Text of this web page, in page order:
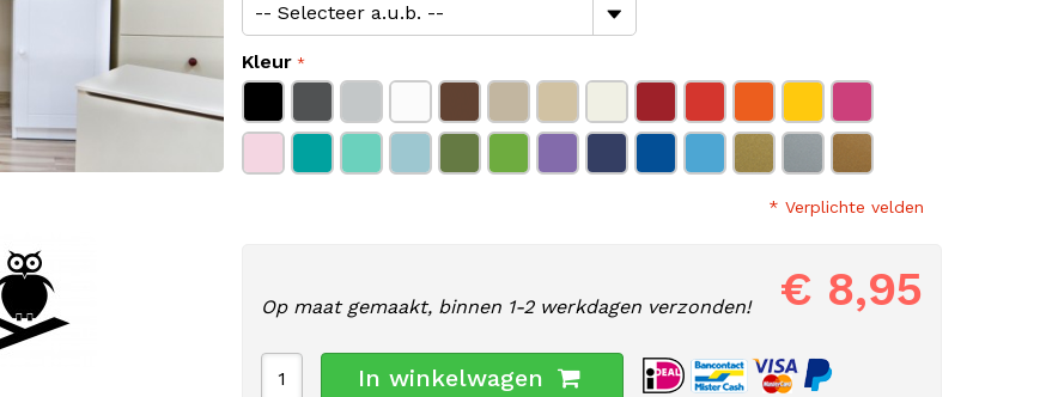
Kleur
* Verplichte velden
€ 8,95
Op maat gemaakt, binnen 1-2 werkdagen verzonden!
In winkelwagen